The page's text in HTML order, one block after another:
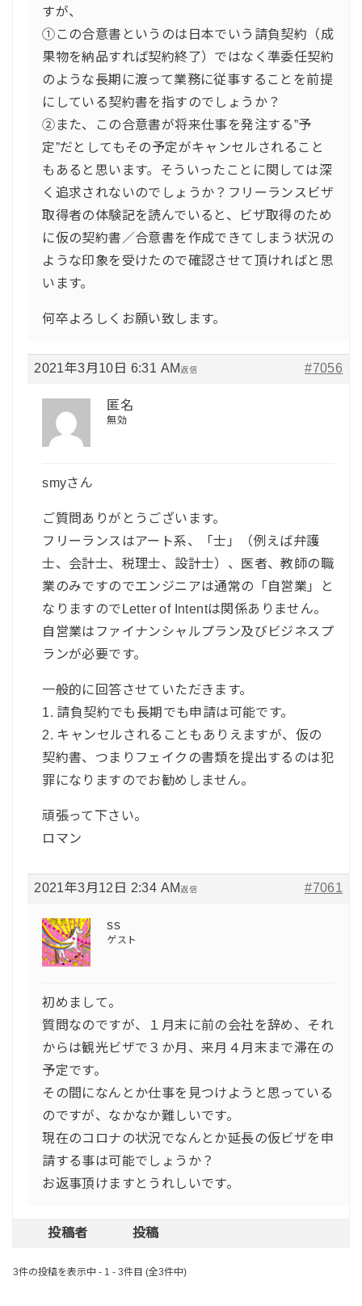
すが、
①この合意書というのは日本でいう請負契約（成
果物を納品すれば契約終了）ではなく準委任契約
のような長期に渡って業務に従事することを前提
にしている契約書を指すのでしょうか？
②また、この合意書が将来仕事を発注する”予
定”だとしてもその予定がキャンセルされること
もあると思います。そういったことに関しては深
く追求されないのでしょうか？フリーランスビザ
取得者の体験記を読んでいると、ビザ取得のため
に仮の契約書／合意書を作成できてしまう状況の
ような印象を受けたので確認させて頂ければと思
います。
何卒よろしくお願い致します。
2021年3月10日 6:31 AM #7056
返信
匿名
無効
smyさん
ご質問ありがとうございます。
フリーランスはアート系、「士」（例えば弁護
士、会計士、税理士、設計士）、医者、教師の職
業のみですのでエンジニアは通常の「自営業」と
なりますのでLetter of Intentは関係ありません。
自営業はファイナンシャルプラン及びビジネスプ
ランが必要です。
一般的に回答させていただきます。
1. 請負契約でも長期でも申請は可能です。
2. キャンセルされることもありえますが、仮の
契約書、つまりフェイクの書類を提出するのは犯
罪になりますのでお勧めしません。
頑張って下さい。
ロマン
2021年3月12日 2:34 AM #7061
返信
ss
ゲスト
初めまして。
質問なのですが、１月末に前の会社を辞め、それ
からは観光ビザで３か月、来月４月末まで滞在の
予定です。
その間になんとか仕事を見つけようと思っている
のですが、なかなか難しいです。
現在のコロナの状況でなんとか延長の仮ビザを申
請する事は可能でしょうか？
お返事頂けますとうれしいです。
投稿者 投稿
3件の投稿を表示中 - 1 - 3件目 (全3件中)